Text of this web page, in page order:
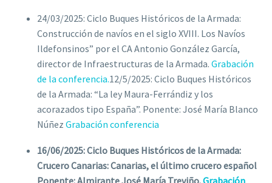
24/03/2025: Ciclo Buques Históricos de la Armada:
Construcción de navíos en el siglo XVIII. Los Navíos
Ildefonsinos” por el CA Antonio González García,
director de Infraestructuras de la Armada. Grabación
de la conferencia.12/5/2025: Ciclo Buques Históricos
de la Armada: “La ley Maura-Ferrándiz y los
acorazados tipo España”. Ponente: José María Blanco
Núñez Grabación conferencia
16/06/2025: Ciclo Buques Históricos de la Armada:
Crucero Canarias: Canarias, el último crucero español
Ponente: Almirante José María Treviño.Grabación